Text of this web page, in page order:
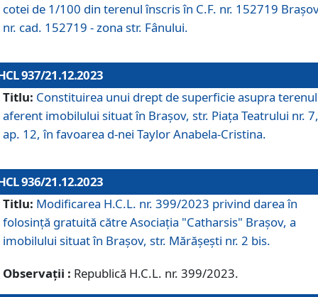
cotei de 1/100 din terenul înscris în C.F. nr. 152719
nr. cad. 152719 - zona str. Fânului.
937/21.12.2023
Titlu: Constituirea unui drept de superficie asupra
aferent imobilului situat în Brașov, str. Piața Teatrului nr. 7,
ap. 12, în favoarea d-nei Taylor Anabela-Cristina.
936/21.12.2023
Titlu: Modificarea H.C.L. nr. 399/2023 privind darea în
folosinţă gratuită către Asociaţia "Catharsis" Brașov, a
imobilului situat în Braşov, str. Mărăşeşti nr. 2 bis.
Observații : Republică H.C.L. nr. 399/2023.